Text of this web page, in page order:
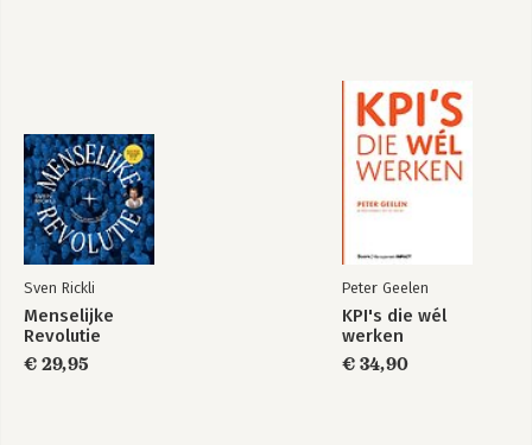
Sven Rickli
Menselijke
Revolutie
€ 29,95
Peter Geelen
KPI's die wél
werken
€ 34,90